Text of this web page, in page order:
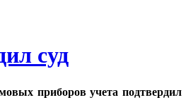
суд
приборов учета